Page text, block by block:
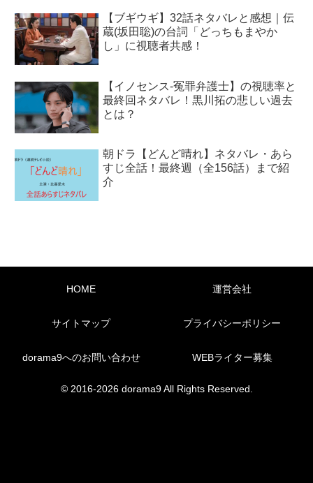
【ブギウギ】32話ネタバレと感想｜伝
蔵(坂田聡)の台詞「どっちもまやか
し」に視聴者共感！
【イノセンス-冤罪弁護士】の視聴率と
最終回ネタバレ！黒川拓の悲しい過去
とは？
朝ドラ【どんど晴れ】ネタバレ・あら
すじ全話！最終週（全156話）まで紹
介
HOME 運営会社
サイトマップ プライバシーポリシー
dorama9へのお問い合わせ WEBライター募集
© 2016-2026 dorama9 All Rights Reserved.